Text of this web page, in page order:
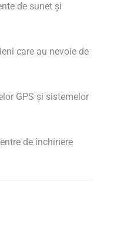
de sunet și
care au nevoie de
GPS și sistemelor
de închiriere